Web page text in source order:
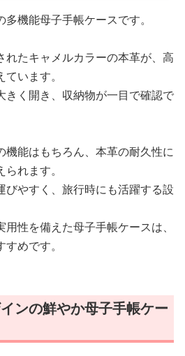
機能母子手帳ケースです。
れたキャメルカラーの本革が、高
います。
きく開き、収納物が一目で確認で
機能はもちろん、本革の耐久性に
れます。
びやすく、旅行時にも活躍する設
性を備えた母子手帳ケースは、
めです。
ンの鮮やか母子手帳ケー